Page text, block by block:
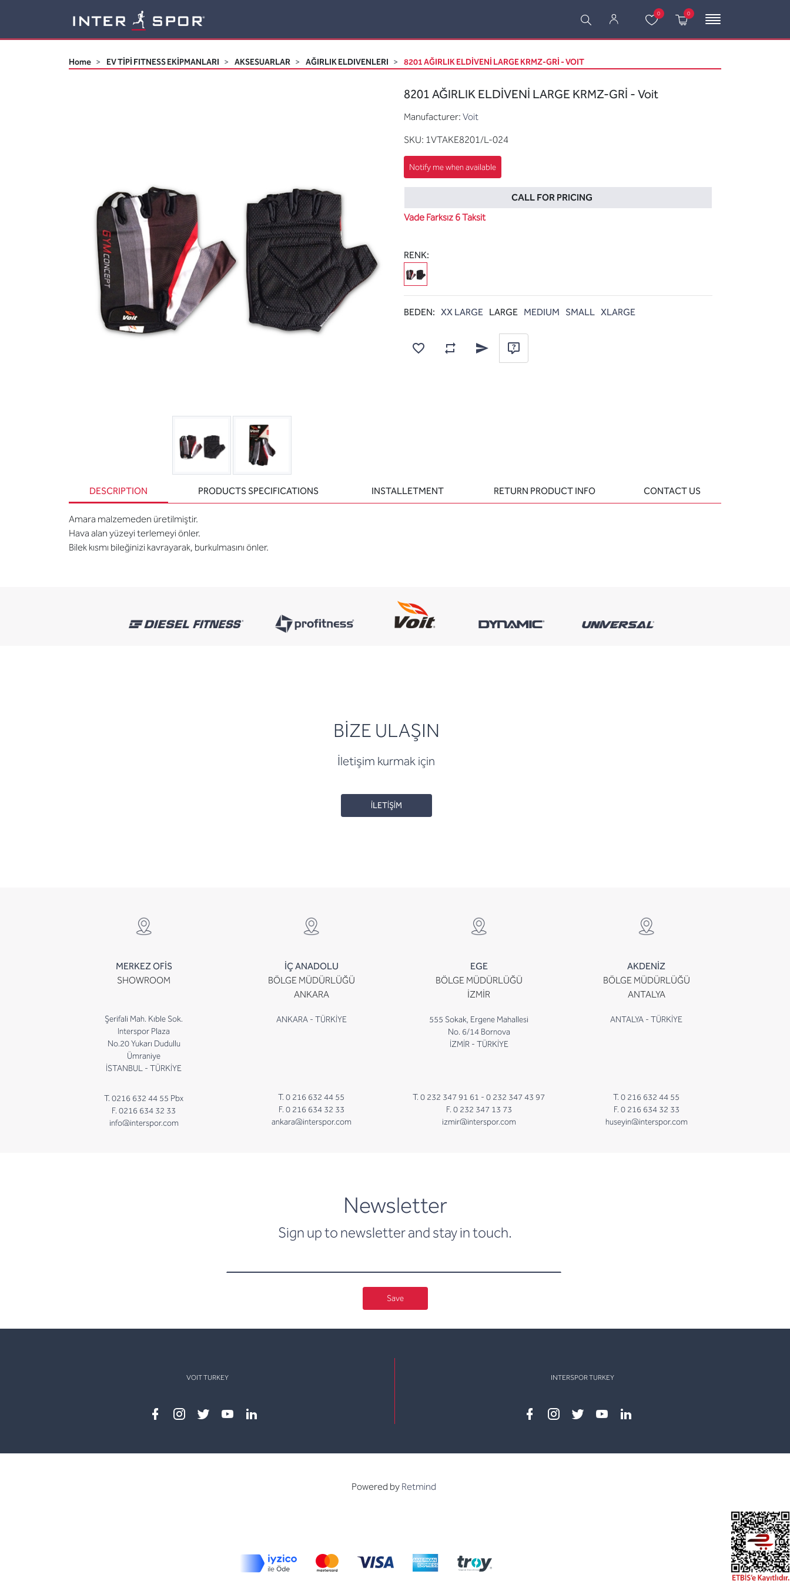
0 0
Home EV TİPİ FITNESS EKİPMANLARI AKSESUARLAR AĞIRLIK ELDIVENLERI 8201 AĞIRLIK ELDİVENİ LARGE KRMZ-GRİ - VOIT
8201 AĞIRLIK ELDİVENİ LARGE KRMZ-GRİ - Voit
Manufacturer: Voit
SKU: 1VTAKE8201/L-024
CALL FOR PRICING
Vade Farksız 6 Taksit
RENK:
BEDEN: XX LARGE LARGE MEDIUM SMALL XLARGE
Add to wishlistAdd to compare list
Email a friendAsk question
DESCRIPTION PRODUCTS SPECIFICATIONS INSTALLETMENT RETURN PRODUCT INFO CONTACT US
Amara malzemeden üretilmiştir.
Hava alan yüzeyi terlemeyi önler.
Bilek kısmı bileğinizi kavrayarak, burkulmasını önler.
BİZE ULAŞIN
İletişim kurmak için
İLETİŞİM
MERKEZ OFİS
SHOWROOM
Şerifali Mah. Kıble Sok.
Interspor Plaza
No.20 Yukarı Dudullu
Ümraniye
İSTANBUL - TÜRKİYE
T. 0216 632 44 55 Pbx
F. 0216 634 32 33
info@interspor.com
İÇ ANADOLU
BÖLGE MÜDÜRLÜĞÜ
ANKARA
ANKARA - TÜRKİYE
T. 0 216 632 44 55
F. 0 216 634 32 33
ankara@interspor.com
EGE
BÖLGE MÜDÜRLÜĞÜ
İZMİR
555 Sokak, Ergene Mahallesi
No. 6/14 Bornova
İZMİR - TÜRKİYE
T. 0 232 347 91 61 - 0 232 347 43 97
F. 0 232 347 13 73
izmir@interspor.com
AKDENİZ
BÖLGE MÜDÜRLÜĞÜ
ANTALYA
ANTALYA - TÜRKİYE
T. 0 216 632 44 55
F. 0 216 634 32 33
huseyin@interspor.com
Newsletter
Sign up to newsletter and stay in touch.
newsletter
Save
VOIT TURKEY INTERSPOR TURKEY
Powered by Retmind